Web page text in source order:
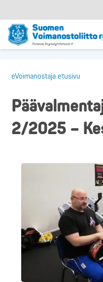
eVoimanostaja etusivu
2/2025 –